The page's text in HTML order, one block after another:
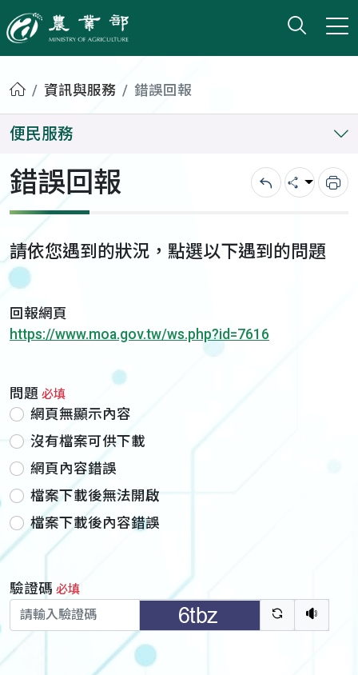
農業部
打開
小版
首頁資訊與服務 錯誤回報
便民服務
錯誤回報 回上一頁
分享 列
請依您遇到的狀況，點選以下遇到的問題
回報網頁
https://www.moa.gov.tw/ws.php?id=7616
問題 必填
網頁無顯示內容
沒有檔案可供下載
網頁內容錯誤
檔案下載後無法開啟
檔案下載後內容錯誤
驗證碼 必填
驗證碼重新
聽語